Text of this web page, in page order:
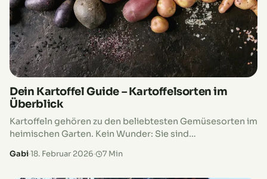
Dein Kartoffel Guide – Kartoffelsorten im
Überblick
Kartoffeln gehören zu den beliebtesten Gemüsesorten im
heimischen Garten. Kein Wunder: Sie sind
schmecken frisch geerntet einfach unvergleichlich gut.
Gabi·18. Februar 2026· 7 Min